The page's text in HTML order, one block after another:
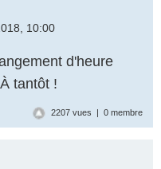
10:00
d'heure
tantôt !
2207 vues | 0 membre